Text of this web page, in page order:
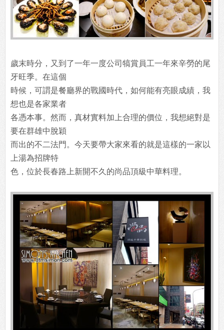
歲末時分，又到了一年一度公司犒賞員工一年來辛勞的尾
牙旺季。在這個
時候，可謂是餐廳界的戰國時代，如何能有亮眼成績，我
想也是各家業者
各憑本事。然而，真材實料加上合理的價位，我想絕對是
要在群雄中脫穎
而出的不二法門。今天要帶大家來看的就是這樣的一家以
上湯為招牌特
色，位於長春路上新開不久的尚品頂級中華料理。